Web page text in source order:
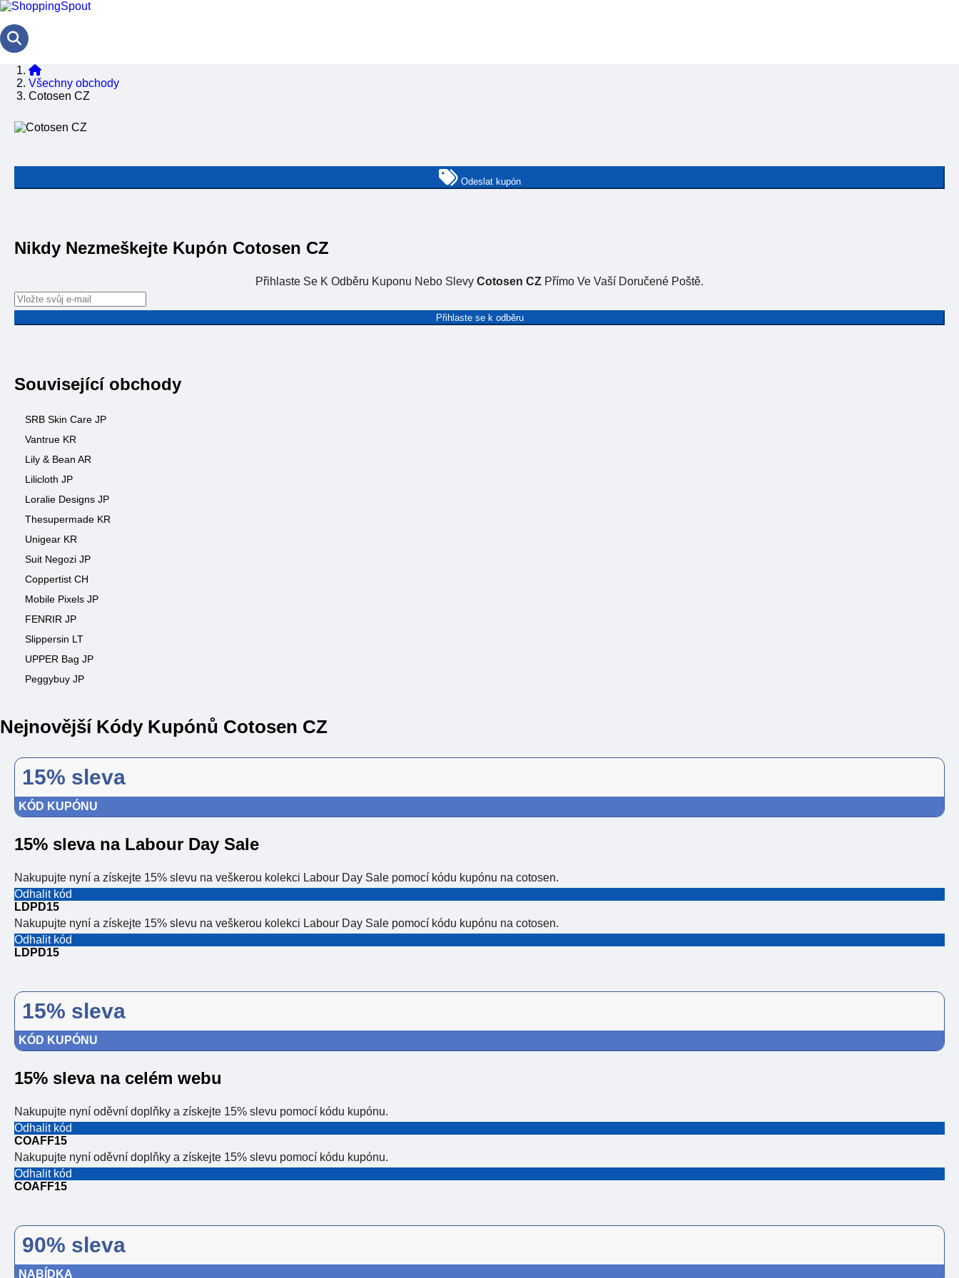
Všechny obchody
Cotosen CZ
Odeslat kupón
Nikdy Nezmeškejte Kupón Cotosen CZ
Přihlaste Se K Odběru Kuponu Nebo Slevy Cotosen CZ Přímo Ve Vaší Doručené Poště.
Přihlaste se k odběru
Související obchody
SRB Skin Care JP
Vantrue KR
Lily & Bean AR
Lilicloth JP
Loralie Designs JP
Thesupermade KR
Unigear KR
Suit Negozi JP
Coppertist CH
Mobile Pixels JP
FENRIR JP
Slippersin LT
UPPER Bag JP
Peggybuy JP
Nejnovější Kódy Kupónů Cotosen CZ
15% sleva
KÓD KUPÓNU
15% sleva na Labour Day Sale
Nakupujte nyní a získejte 15% slevu na veškerou kolekci Labour Day Sale pomocí kódu kupónu na cotosen.
Odhalit kód
LDPD15
Nakupujte nyní a získejte 15% slevu na veškerou kolekci Labour Day Sale pomocí kódu kupónu na cotosen.
Odhalit kód
LDPD15
15% sleva
KÓD KUPÓNU
15% sleva na celém webu
Nakupujte nyní oděvní doplňky a získejte 15% slevu pomocí kódu kupónu.
Odhalit kód
COAFF15
Nakupujte nyní oděvní doplňky a získejte 15% slevu pomocí kódu kupónu.
Odhalit kód
COAFF15
90% sleva
NABÍDKA